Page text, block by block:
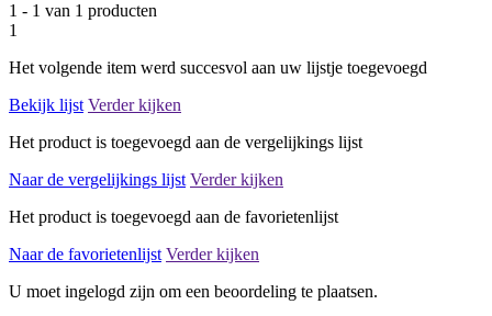
1 - 1 van 1 producten
1
Het volgende item werd succesvol aan uw lijstje toegevoegd
Bekijk lijst Verder kijken
Het product is toegevoegd aan de vergelijkings lijst
Naar de vergelijkings lijst Verder kijken
Het product is toegevoegd aan de favorietenlijst
Naar de favorietenlijst Verder kijken
U moet ingelogd zijn om een beoordeling te plaatsen.